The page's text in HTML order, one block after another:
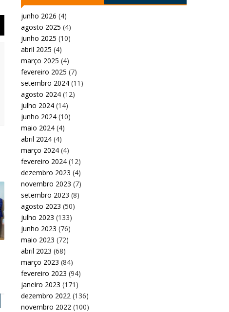
junho 2026 (4)
agosto 2025 (4)
junho 2025 (10)
abril 2025 (4)
março 2025 (4)
fevereiro 2025 (7)
setembro 2024 (11)
agosto 2024 (12)
julho 2024 (14)
junho 2024 (10)
maio 2024 (4)
abril 2024 (4)
março 2024 (4)
fevereiro 2024 (12)
dezembro 2023 (4)
novembro 2023 (7)
setembro 2023 (8)
agosto 2023 (50)
julho 2023 (133)
junho 2023 (76)
maio 2023 (72)
abril 2023 (68)
março 2023 (84)
fevereiro 2023 (94)
janeiro 2023 (171)
dezembro 2022 (136)
novembro 2022 (100)